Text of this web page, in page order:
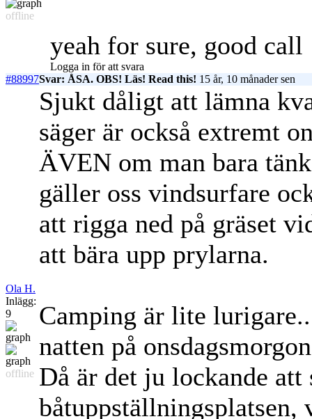
offline
yeah for sure, good call
Logga in för att svara
#88997Svar: ÅSA. OBS! Läs! Read this! 15 år, 10 månader sen
Ola H.
Inlägg:
9
offline
Sjukt dåligt att lämna
säger är också extremt
ÄVEN om man bara
gäller oss vindsurfare
att rigga ned på gräset
att bära upp prylarna.
Camping är lite
natten på
Då är det ju lockande att